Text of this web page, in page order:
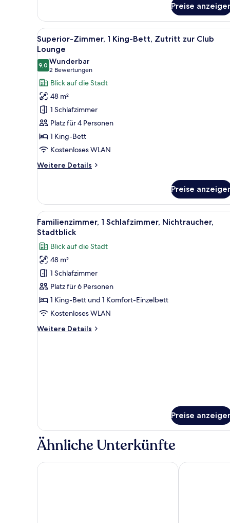
Preise
Alle
Fotos
für
Superior-
Zimmer,
1 King-
Bett,
Zutritt
zur
Club
Lounge
anzeigen
Ein Hotelzimmer mit einem
7
Superior-Zimmer, 1 King-Bett, Zutritt zur Club
Lounge
9,09,0 von 10
Wunderbar
2 Bewertungen
(2
Bewertungen)
Blick auf die Stadt
48 m²
1 Schlafzimmer
Platz für 4 Personen
1 King-Bett
Kostenloses WLAN
Weitere Details
Weitere
Zimmer,
1 King-
Bett,
Zutritt
Club
Lounge
Preise
Alle
Fotos
für
Familienzimmer,
1
Schlafzimmer,
Nichtraucher,
Stadtblick
anzeigen
Ein Hotelzimmer mit einem
11
Familienzimmer, 1 Schlafzimmer, Nichtraucher,
Stadtblick
Blick auf die Stadt
48 m²
1 Schlafzimmer
Platz für 6 Personen
1 King-Bett und 1 Komfort-Einzelbett
Kostenloses WLAN
Weitere Details
Weitere
Preise
Ähnliche Unterkünfte
Sheraton Guangzhou Hotel Grand Hyatt